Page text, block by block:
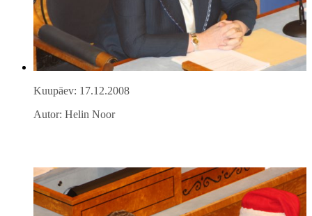
Kuupäev: 17.12.2008
Autor: Helin Noor